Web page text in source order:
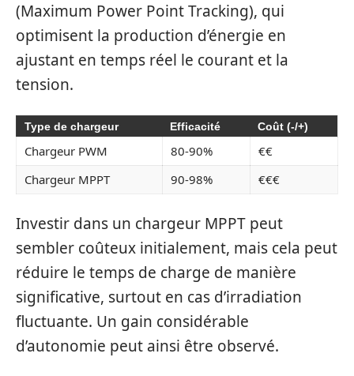
(Maximum Power Point Tracking), qui
optimisent la production d’énergie en
ajustant en temps réel le courant et la
tension.
Type de chargeur Efficacité Coût (-/+)
Chargeur PWM 80-90%
€€
Chargeur MPPT
90-98% €€€
Investir dans un chargeur MPPT peut
sembler coûteux initialement, mais cela peut
réduire le temps de charge de manière
significative, surtout en cas d’irradiation
fluctuante. Un gain considérable
d’autonomie peut ainsi être observé.